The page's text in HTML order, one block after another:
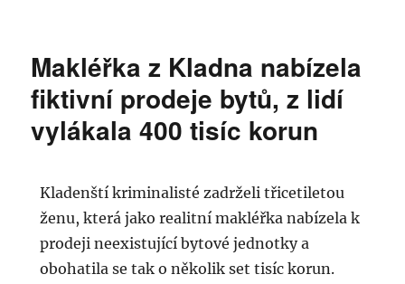
Nesolidní
kanceláře
podvádějí
své
Makléřka z Kladna nabízela
fiktivní prodeje bytů, z lidí
vylákala 400 tisíc korun
Kladenští kriminalisté zadrželi třicetiletou
ženu, která jako realitní makléřka nabízela k
prodeji neexistující bytové jednotky a
obohatila se tak o několik set tisíc korun.